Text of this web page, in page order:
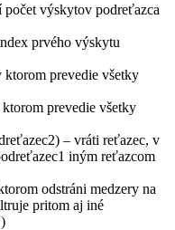
počet výskytov podreťazca
prvého výskytu
ktorom prevedie všetky
prevedie všetky
– vráti reťazec, v
iným reťazcom
odstráni medzery na
pritom aj iné
)